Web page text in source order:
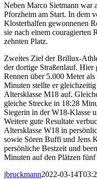
Neben Marco Sietmann war
Pforzheim am Start. In dem
Klosterhalfen gewonnenen
sie nach einem couragierten
zehnten Platz.
Zweites Ziel der Brillux-
der dortige Straßenlauf. Hier
Rennen über 5.000 Meter
Minuten stellte er
Altersklasse M18 auf.
gleiche Strecke in 18:28
Siegerin in der W18-Klasse
Weitere gute Resultate
Altersklasse W18 in
sowie Sören Buffi und Jens
persönliche Bestzeit und
Minuten auf den Plätzen fünf
jbruckmann2022-03-